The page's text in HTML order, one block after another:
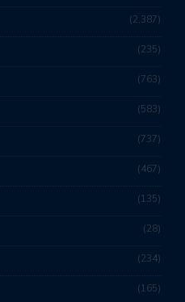
2,387
235
763
583
737
467
135
28
234
165